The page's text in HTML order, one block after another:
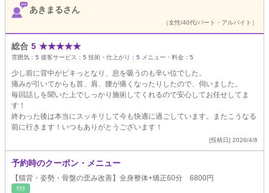
あきまるさん
（女性/40代/パート・アルバイト）
総合 5 ★★★★★
雰囲気： 5 接客サービス： 5 技術・仕上がり： 5 メニュー・料金： 5
少し前に背中がピキっとなり、息を吸うのも辛い位でした。
痛みが引いてからも首、肩、腰が痛くなったりしたので、伺いました。
毎回話しを聞いた上でしっかり施術してくれるので安心してお任せしてま
す！
終わった後は本当にスッキリして今も快適に過ごしています。またこうなる
前に行きます！いつもありがとうございます！
[投稿日] 2026/4/8
予約時のクーポン・メニュー
【猫背・姿勢・骨盤の歪み改善】全身整体+矯正60分 6800円
ﾘﾗｸ